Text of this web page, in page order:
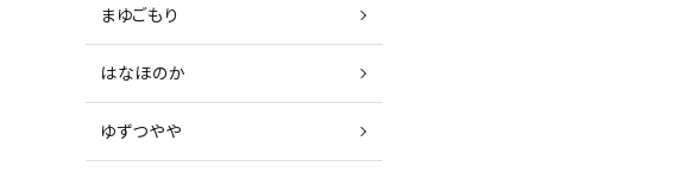
まゆごもり
はなほのか
ゆずつやや